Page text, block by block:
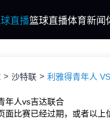
直播篮球直播体育新闻
沙特联 利雅得青年人
年人vs吉达联合
面比赛已经过期，或者以